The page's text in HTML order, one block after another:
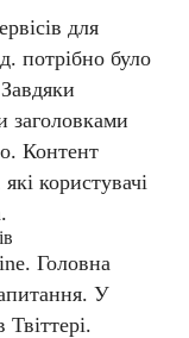
для
потрібно було
заголовками
Контент
користувачі
Головна
У